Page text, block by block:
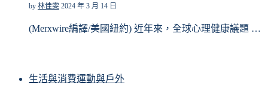
by 林佳雯 2024 年 3 月 14 日
(Merxwire編譯/美國紐約) 近年來，全球心理健康議題 …
生活與消費運動與戶外